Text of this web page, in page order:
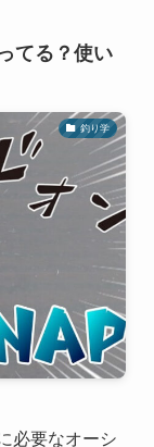
てる？使い
釣り学
必要なオーシ